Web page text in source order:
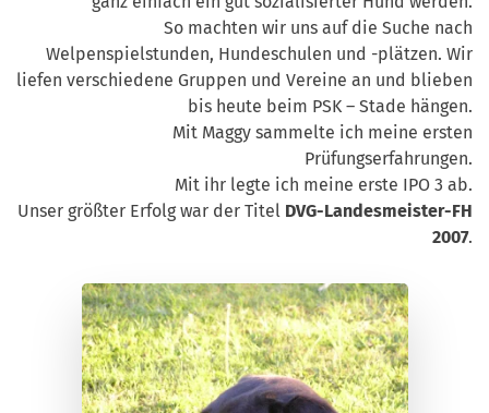
So machten wir uns auf die Suche nach
Welpenspielstunden, Hundeschulen und -plätzen. Wir
liefen verschiedene Gruppen und Vereine an und blieben
bis heute beim PSK – Stade hängen.
Mit Maggy sammelte ich meine ersten
Prüfungserfahrungen.
Mit ihr legte ich meine erste IPO 3 ab.
Unser größter Erfolg war der Titel DVG-Landesmeister-FH
2007.